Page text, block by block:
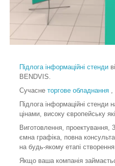
Підлога інформаційні стенди
BENDVIS.
Сучасне торгове обладнання ,
Підлога інформаційні
цінами, високу європейську
Виготовлення,
ємна графіка, повна
на будь-якому етапі створення
Якщо ваша компанія